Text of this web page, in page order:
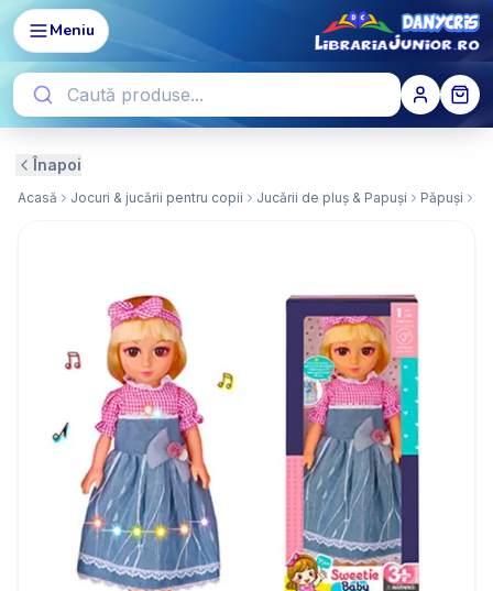
Meniu
Înapoi
Acasă Jocuri & jucării pentru copii Jucării de pluș & Papuși Păpuși